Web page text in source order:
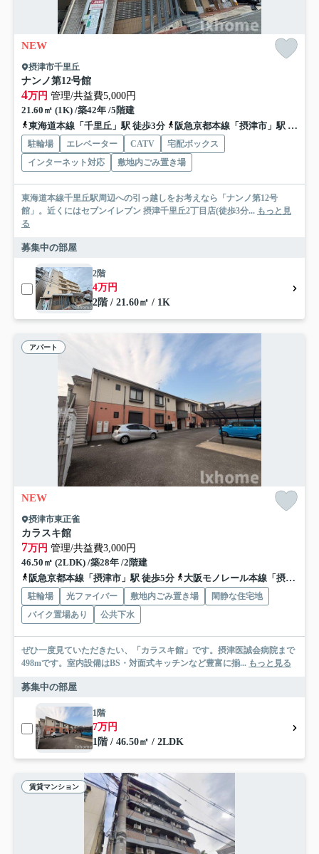
NEW
摂津市千里丘
ナンノ第12号館
4万円 管理/共益費5,000円
21.60㎡ (1K) /築42年 /5階建
東海道本線「千里丘」駅 徒歩3分
阪急京都本線「摂津市」駅 徒歩13分
駐輪場 エレベーター CATV
宅配ボックス
インターネット対応
敷地内ごみ置き場
東海道本線千里丘駅周辺への引っ越しをお考えなら「ナンノ第12号
館」。近くにはセブンイレブン 摂津千里丘2丁目店(徒歩3分... もっと見
る
募集中の部屋
2階
4万円
2階 / 21.60㎡ / 1K
アパート
NEW
摂津市東正雀
カラスキ館
7万円 管理/共益費3,000円
46.50㎡ (2LDK) /築28年 /2階建
阪急京都本線「摂津市」駅 徒歩5分
大阪モノレール本線「摂津」駅 徒歩15分
駐輪場 光ファイバー 敷地内ごみ置き場
閑静な住宅地
バイク置場あり
公共下水
ぜひ一度見ていただきたい、「カラスキ館」です。摂津医誠会病院まで
498mです。室内設備はBS・対面式キッチンなど豊富に揃... もっと見る
募集中の部屋
1階
7万円
1階 / 46.50㎡ / 2LDK
賃貸マンション